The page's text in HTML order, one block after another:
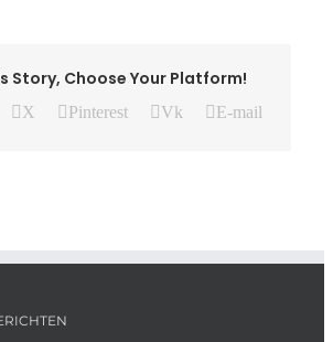
Story, Choose Your Platform!
X Pinterest Vk E-mail